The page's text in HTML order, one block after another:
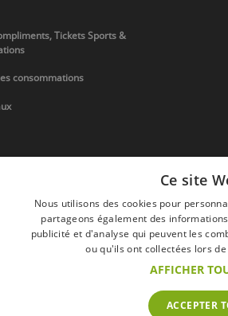
Tickets Sports &
consommations
en Europe sur devis
Mentions
Ce site
Nous utilisons des cookies pour
partageons également des
publicité et d'analyse qui peuvent les
ou qu'ils ont collectées lors
AFFICHER
ACCEPTER